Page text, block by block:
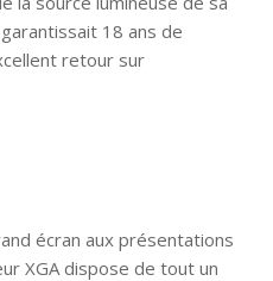
18 ans de
retour sur
écran aux présentations
XGA dispose de tout un